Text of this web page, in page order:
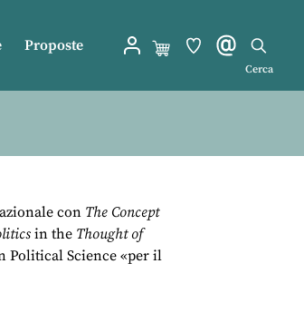
Proposte
Cerca
con The Concept
in the Thought of
Political Science «per il